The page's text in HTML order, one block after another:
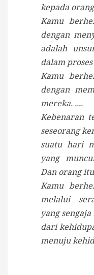
kepada
Kamu
dengan
adalah
dalam
Kamu
dengan
mereka. ....
Kebenaran
seseorang
suatu hari
yang
Dan orang
Kamu
melalui
yang
dari
menuju